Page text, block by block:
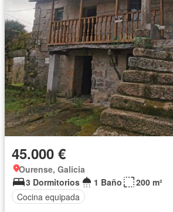
45.000 €
Ourense, Galicia
3 Dormitorios
1 Baño
200 m²
Cocina equipada